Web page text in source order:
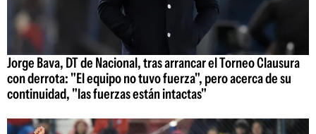
Jorge Bava, DT de Nacional, tras arrancar el Torneo Clausura
con derrota: "El equipo no tuvo fuerza", pero acerca de su
continuidad, "las fuerzas están intactas"